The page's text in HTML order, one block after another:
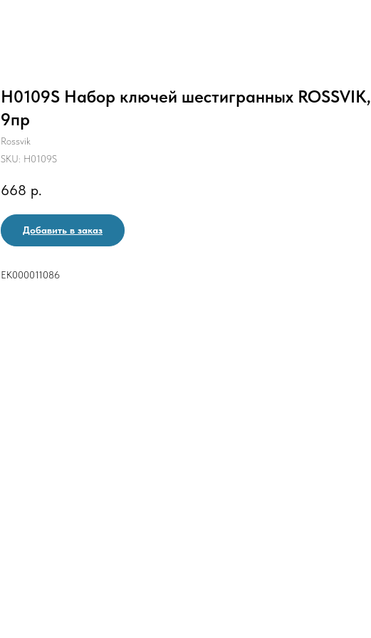
H0109S Набор ключей шестигранных ROSSVIK,
9пр
Rossvik
SKU: H0109S
668 р.
Добавить в заказ
ЕК000011086